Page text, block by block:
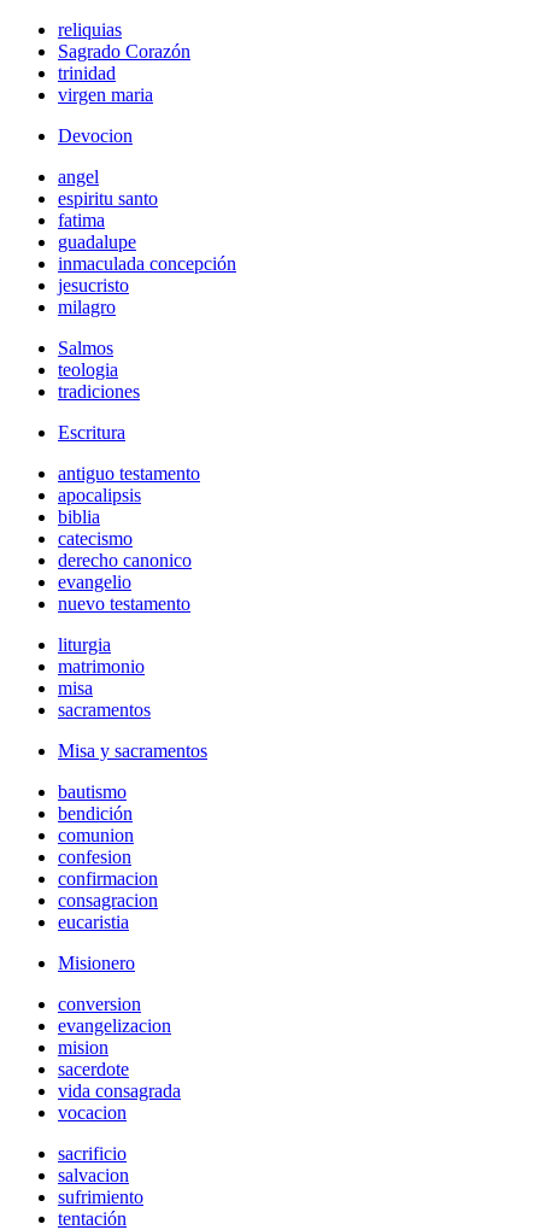
reliquias
Sagrado Corazón
trinidad
virgen maria
Devocion
angel
espiritu santo
fatima
guadalupe
inmaculada concepción
jesucristo
milagro
Salmos
teologia
tradiciones
Escritura
antiguo testamento
apocalipsis
biblia
catecismo
derecho canonico
evangelio
nuevo testamento
liturgia
matrimonio
misa
sacramentos
Misa y sacramentos
bautismo
bendición
comunion
confesion
confirmacion
consagracion
eucaristia
Misionero
conversion
evangelizacion
mision
sacerdote
vida consagrada
vocacion
sacrificio
salvacion
sufrimiento
tentación